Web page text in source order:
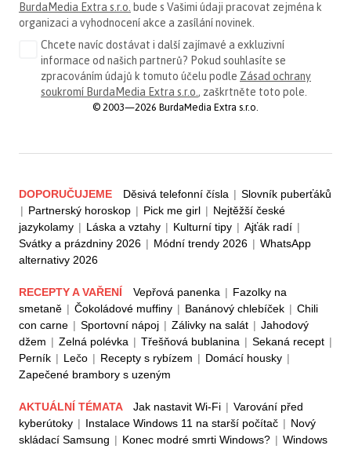
BurdaMedia Extra s.r.o. bude s Vašimi údaji pracovat zejména k
organizaci a vyhodnocení akce a zasílání novinek.
Chcete navíc dostávat i další zajímavé a exkluzivní
informace od našich partnerů? Pokud souhlasíte se
zpracováním údajů k tomuto účelu podle Zásad ochrany
soukromí BurdaMedia Extra s.r.o. , zaškrtněte toto pole.
© 2003—2026 BurdaMedia Extra s.r.o.
DOPORUČUJEME Děsivá telefonní čísla | Slovník puberťáků
| Partnerský horoskop | Pick me girl | Nejtěžší české
jazykolamy | Láska a vztahy | Kulturní tipy | Ajťák radí |
Svátky a prázdniny 2026 | Módní trendy 2026 | WhatsApp
alternativy 2026
RECEPTY A VAŘENÍ Vepřová panenka | Fazolky na
smetaně | Čokoládové muffiny | Banánový chlebíček | Chili
con carne | Sportovní nápoj | Zálivky na salát | Jahodový
džem | Zelná polévka | Třešňová bublanina | Sekaná recept |
Perník | Lečo | Recepty s rybízem | Domácí housky |
Zapečené brambory s uzeným
AKTUÁLNÍ TÉMATA Jak nastavit Wi-Fi | Varování před
kyberútoky | Instalace Windows 11 na starší počítač | Nový
skládací Samsung | Konec modré smrti Windows? | Windows